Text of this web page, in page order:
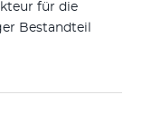
für die
Bestandteil